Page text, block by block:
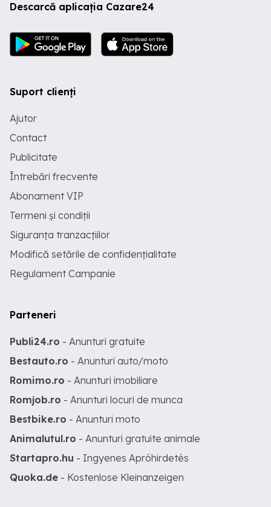
Descarcă aplicația Cazare24
Suport clienți
Ajutor
Contact
Publicitate
Întrebări frecvente
Abonament VIP
Termeni și condiții
Siguranța tranzacțiilor
Modifică setările de confidențialitate
Regulament Campanie
Parteneri
Publi24.ro - Anunturi gratuite
Bestauto.ro - Anunturi auto/moto
Romimo.ro - Anunturi imobiliare
Romjob.ro - Anunturi locuri de munca
Bestbike.ro - Anunturi moto
Animalutul.ro - Anunturi gratuite animale
Startapro.hu - Ingyenes Apróhirdetés
Quoka.de - Kostenlose Kleinanzeigen